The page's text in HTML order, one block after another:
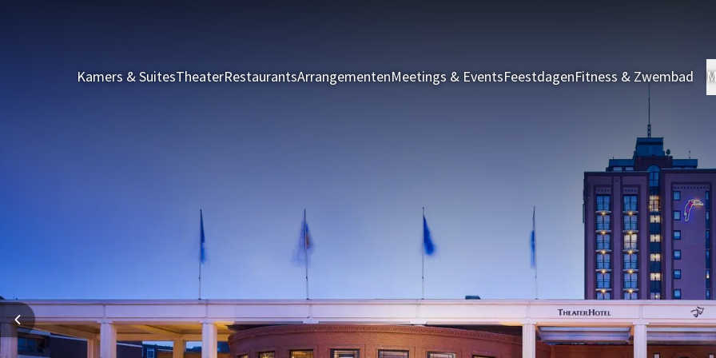
Kamers & SuitesTheaterRestaurantsArrangementenMeetings & EventsFeestdagenFitness & Zwembad